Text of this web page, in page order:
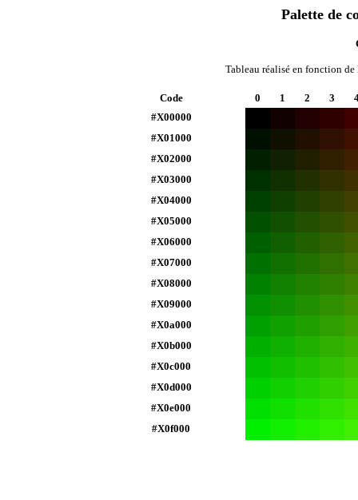
Palette de
Tableau réalisé en fonction
Code 0 1 2 3
#X00000
#X01000
#X02000
#X03000
#X04000
#X05000
#X06000
#X07000
#X08000
#X09000
#X0a000
#X0b000
#X0c000
#X0d000
#X0e000
#X0f000